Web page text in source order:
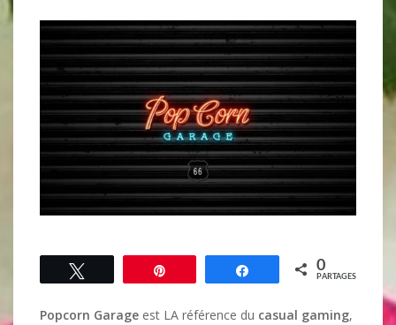
Partagez 0
PARTAGES
Popcorn Garage est LA référence du casual gaming,